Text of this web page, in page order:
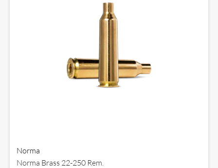
Norma
Norma Brass 22-250 Rem.